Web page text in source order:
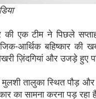
एक टीम ने पिछले
आर्थिक बहिष्कार
ज़िंदगियां और उजड़े हुए
तालुका स्थित पौड़
का सामना करना पड़ रहा